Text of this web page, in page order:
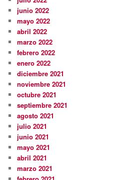
junio 2022
mayo 2022
abril 2022
marzo 2022
febrero 2022
enero 2022
diciembre 2021
noviembre 2021
octubre 2021
septiembre 2021
agosto 2021
julio 2021
junio 2021
mayo 2021
abril 2021
marzo 2021